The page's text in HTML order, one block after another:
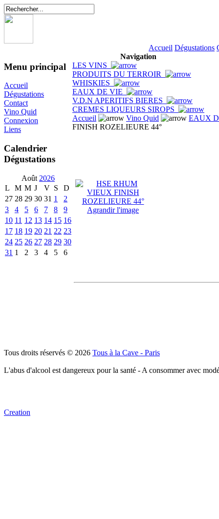
Accueil Dégustations
Menu principal
Accueil
Dégustations
Contact
Vino Quid
Connexion
Liens
Calendrier
Dégustations
Août 2026
L
M M J V S
D
27 28 29 30 31 1
2
3
4 5 6 7 8
9
10 11 12 13 14 15 16
17 18 19 20 21 22 23
24 25 26 27 28 29 30
31 1 2 3 4 5 6
Navigation
LES VINS
PRODUITS DU TERROIR
WHISKIES
EAUX DE VIE
V.D.N APERITIFS BIERES
CREMES LIQUEURS SIROPS
Accueil
Vino Quid
EAUX
FINISH ROZELIEURE 44°
Agrandir l'image
Tous droits réservés © 2026 Tous à la Cave - Paris
L'abus d'alcool est dangereux pour la santé - A consommer avec
Creation